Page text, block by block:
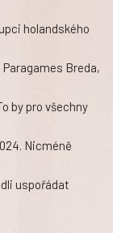
holandského
Breda,
by pro všechny
Nicméně
uspořádat